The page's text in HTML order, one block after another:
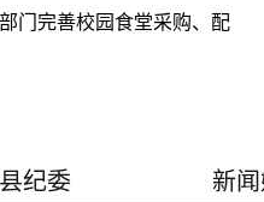
门完善校园食堂采购、配
纪委 新